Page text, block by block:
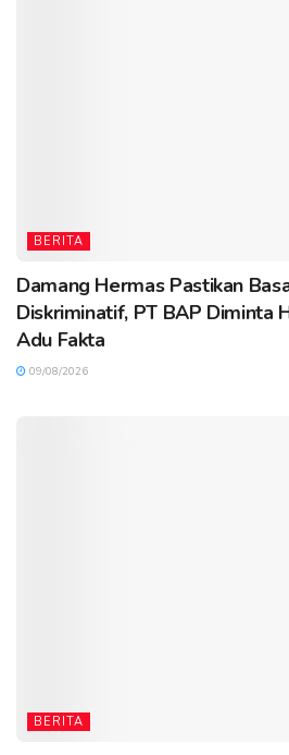
BERITA
Damang Hermas Pastikan
Diskriminatif, PT BAP Diminta
Adu Fakta
09/08/2026
BERITA